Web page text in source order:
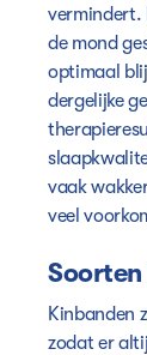
vermindert.
de mond
optimaal
dergelijke
vaak
veel
Kinbanden
zodat er